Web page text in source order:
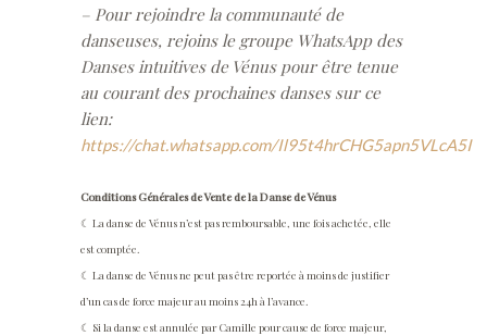
– Pour rejoindre la communauté de
danseuses, rejoins le groupe WhatsApp des
Danses intuitives de Vénus pour être tenue
au courant des prochaines danses sur ce
lien:
https://chat.whatsapp.com/Il95t4hrCHG5apn5VLcA5I
Conditions Générales de Vente de la Danse de Vénus
☾ La danse de Vénus n’est pas remboursable, une fois achetée, elle
est comptée.
☾ La danse de Vénus ne peut pas être reportée à moins de justifier
d’un cas de force majeur au moins 24h à l’avance.
☾ Si la danse est annulée par Camille pour cause de force majeur,